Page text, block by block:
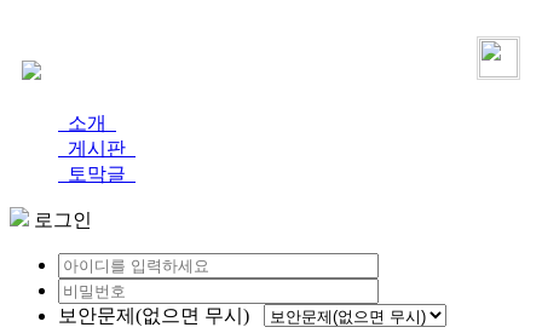
소개
게시판
토막글
로그인
보안문제(없으면 무시)